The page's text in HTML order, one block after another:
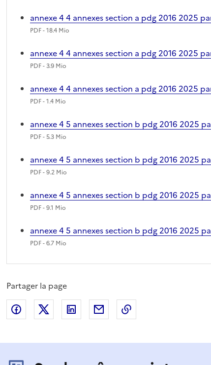
annexe 4 4 annexes section a pdg 2016 2025
PDF- 18.4 Mio
annexe 4 4 annexes section a pdg 2016 2025
PDF- 3.9 Mio
annexe 4 4 annexes section a pdg 2016 2025
PDF- 1.4 Mio
annexe 4 5 annexes section b pdg 2016 2025
PDF- 5.3 Mio
annexe 4 5 annexes section b pdg 2016 2025
PDF- 9.2 Mio
annexe 4 5 annexes section b pdg 2016 2025
PDF- 9.1 Mio
annexe 4 5 annexes section b pdg 2016 2025
PDF- 6.7 Mio
Partager la page
Partager sur Facebook
Partager sur XPartager sur LinkedIn
Partager par emailCopier le lien de